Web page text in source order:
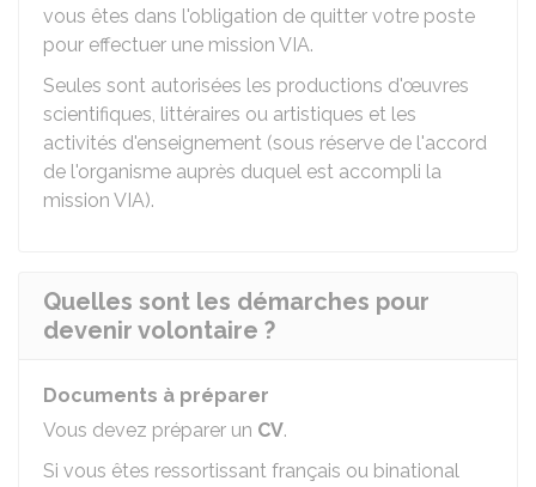
vous êtes dans l'obligation de quitter votre poste
pour effectuer une mission VIA.
Seules sont autorisées les productions d'œuvres
scientifiques, littéraires ou artistiques et les
activités d'enseignement (sous réserve de l'accord
de l'organisme auprès duquel est accompli la
mission VIA).
Quelles sont les démarches pour
devenir volontaire ?
Documents à préparer
Vous devez préparer un CV.
Si vous êtes ressortissant français ou binational